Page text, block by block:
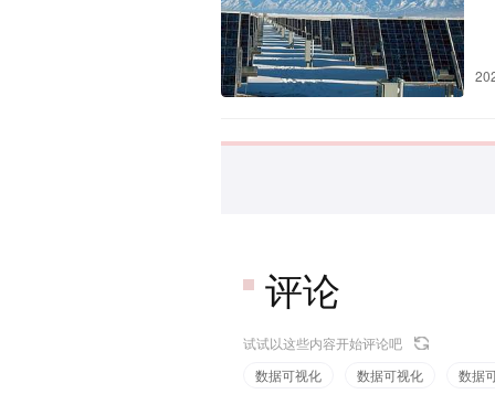
评论
试试以这些内容开始评论吧
数据可视化
数据可视化 数据